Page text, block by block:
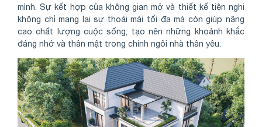
mình. Sự kết hợp của không gian mở và thiết kế tiện nghi
không chỉ mang lại sự thoải mái tối đa mà còn giúp nâng
cao chất lượng cuộc sống, tạo nên những khoảnh khắc
đáng nhớ và thân mật trong chính ngôi nhà thân yêu.